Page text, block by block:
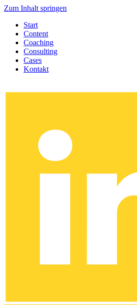
Zum Inhalt springen
Start
Content
Coaching
Consulting
Cases
Kontakt